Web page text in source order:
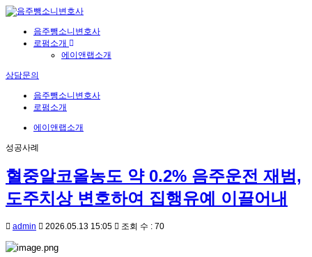
음주뺑소니변호사
로펌소개
에이앤랩소개
상담문의
음주뺑소니변호사
로펌소개
에이앤랩소개
성공사례
혈중알코올농도 약 0.2% 음주운전 재범,
도주치상 변호하여 집행유예 이끌어내
admin 2026.05.13 15:05 조회 수 : 70